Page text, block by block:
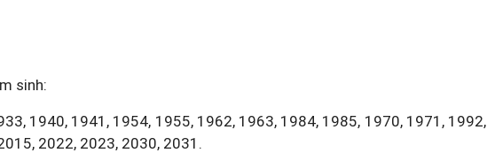
sinh:
1940, 1941, 1954, 1955, 1962, 1963, 1984, 1985, 1970, 1971, 1992,
2022, 2023, 2030, 2031.